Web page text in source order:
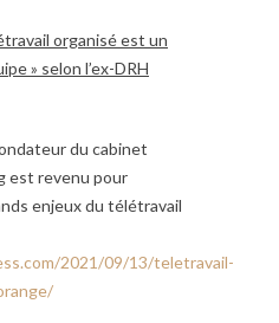
organisé est un
» selon l’ex-DRH
du cabinet
est revenu pour
enjeux du télétravail
2021/09/13/teletravail-